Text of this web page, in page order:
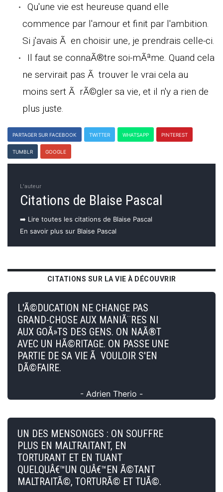
Qu'une vie est heureuse quand elle
commence par l'amour et finit par l'ambition.
Si j'avais Ã en choisir une, je prendrais celle-ci.
Il faut se connaÃ®tre soi-mÃªme. Quand cela
ne servirait pas Ã trouver le vrai cela au
moins sert Ã rÃ©gler sa vie, et il n'y a rien de
plus juste.
PARTAGER SUR FACEBOOK TWITTER WHATSAPP PINTEREST
TUMBLR GOOGLE
L'auteur
Citations de Blaise Pascal
➡️ Lire toutes les citations de Blaise Pascal
En savoir plus sur Blaise Pascal
CITATIONS SUR LA VIE À DÉCOUVRIR
L'Ã©DUCATION NE CHANGE PAS
GRAND-CHOSE AUX MANIÃ¨RES NI
AUX GOÃ»TS DES GENS. ON NAÃ®T
AVEC UN HÃ©RITAGE. ON PASSE UNE
PARTIE DE SA VIE Ã VOULOIR S'EN
DÃ©FAIRE.
- Adrien Therio -
UN DES MENSONGES : ON SOUFFRE
PLUS EN MALTRAITANT, EN
TORTURANT ET EN TUANT
QUELQUÂ€™UN QUÂ€™EN Ã©TANT
MALTRAITÃ©, TORTURÃ© ET TUÃ©.